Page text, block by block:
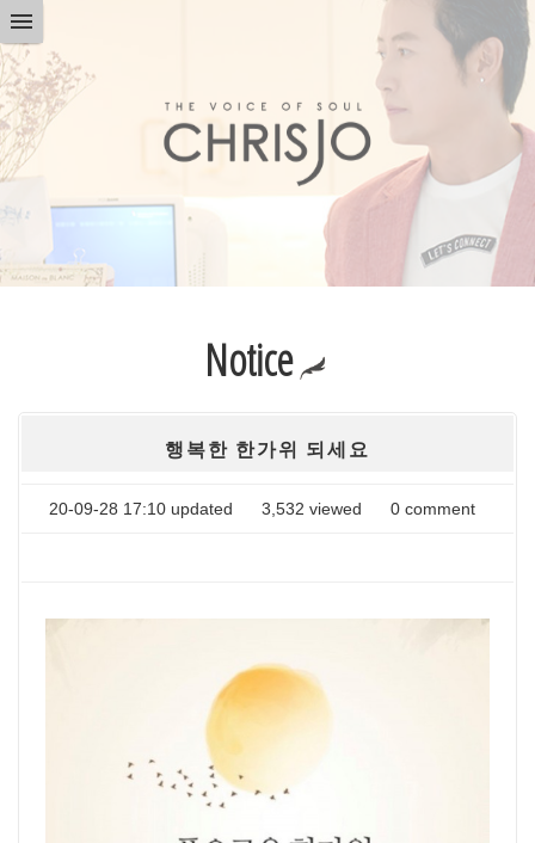
Notice
행복한 한가위 되세요
20-09-28 17:10 updated 3,532 viewed 0comment